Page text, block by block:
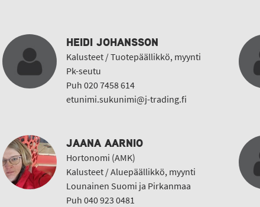
HEIDI JOHANSSON
Kalusteet / Tuotepäällikkö, myynti
Pk-seutu
Puh 020 7458 614
etunimi.sukunimi@j-trading.fi
JAANA AARNIO
Hortonomi (AMK)
Kalusteet / Aluepäällikkö, myynti
Lounainen Suomi ja Pirkanmaa
Puh 040 923 0481